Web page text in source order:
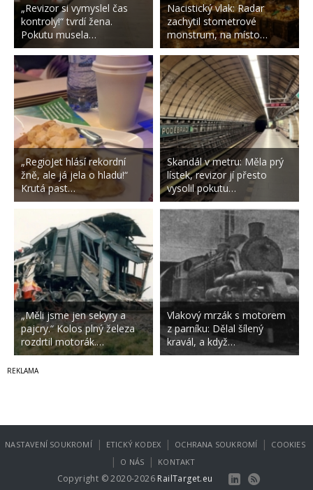
„Revizor si vymyslel čas
kontroly!“ tvrdí žena.
Pokutu musela…
„RegioJet hlásí rekordní
žně, ale já jela o hladu!“
Krutá past…
„Měli jsme jen sekyry a
pajcry.“ Kolos plný železa
rozdrtil motorák.…
Nacistický vlak: Radar
zachytil stometrové
monstrum, na místo…
Skandál v metru: Měla prý
lístek, revizor jí přesto
vysolil pokutu…
Vlakový mrzák s motorem
z parníku: Dělal šílený
kravál, a když…
NASTAVENÍ SOUKROMÍ | ETICKÝ KODEX | OCHRANA SOUKROMÍ | COOKIES
| O NÁS | KONTAKT
Copyright © 2020-2026 RailTarget.eu